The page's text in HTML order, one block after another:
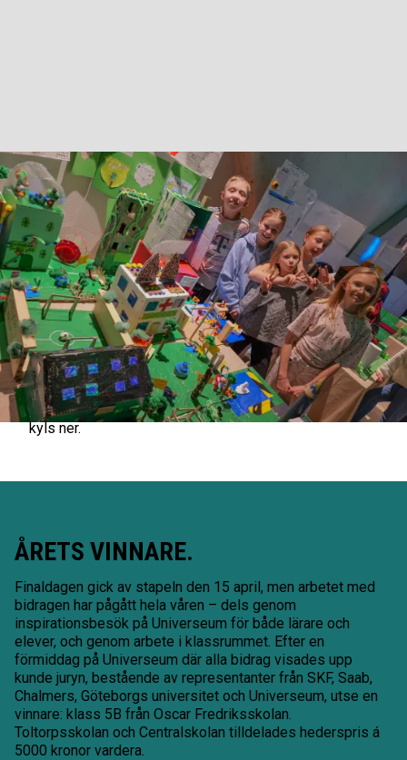
ÖRON SOM VENTILATION.
Noel och Hedvig (längst till vänster) berättar om
Centralskolans bidrag Gröneborg som varken har vägar
eller asfalt utan är full av växter och grönska. Här finns
ett köttlabb och en insektsodling för att främja
alternativa livsmedelskällor, en park för
utrotningshotade djur och badplatser för motion och
umgänge. På en av byggnaderna sitter ett par öron på
taket. Det visar sig att det handlar om ett helt nytt sätt
att skapa ventilation.
– Det är inspirerat av ökenrävens öron, säger Hedvig.
De tar upp värmen, vilket gör att resten av byggnaden
kyls ner.
ÅRETS VINNARE.
Finaldagen gick av stapeln den 15 april, men arbetet med
bidragen har pågått hela våren – dels genom
inspirationsbesök på Universeum för både lärare och
elever, och genom arbete i klassrummet. Efter en
förmiddag på Universeum där alla bidrag visades upp
kunde juryn, bestående av representanter från SKF, Saab,
Chalmers, Göteborgs universitet och Universeum, utse en
vinnare: klass 5B från Oscar Fredriksskolan.
Toltorpsskolan och Centralskolan tilldelades hederspris á
5000 kronor vardera.